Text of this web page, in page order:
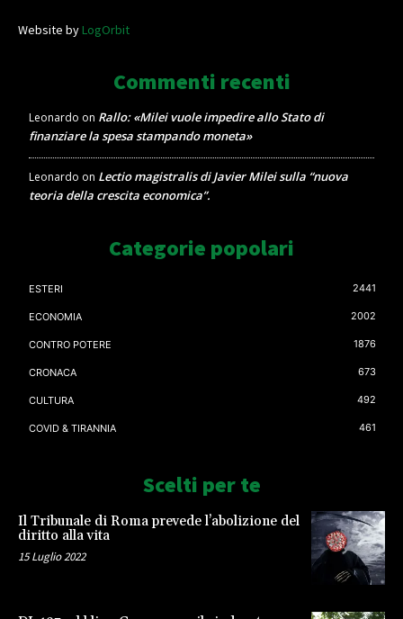
Website byLogOrbit
Commenti recenti
Leonardo on Rallo: «Milei vuole impedire allo Stato di
finanziare la spesa stampando moneta»
Leonardo on Lectio magistralis di Javier Milei sulla “nuova
teoria della crescita economica”.
Categorie popolari
ESTERI 2441
ECONOMIA 2002
CONTRO POTERE 1876
CRONACA 673
CULTURA 492
COVID & TIRANNIA 461
Scelti per te
Il Tribunale di Roma prevede l’abolizione del
diritto alla vita
15 Luglio 2022